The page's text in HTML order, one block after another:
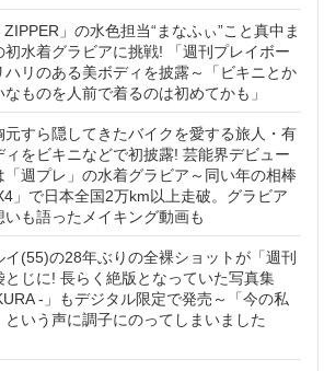
ZIPPER」の水色担当“まなふぃ”こと真中ま
初水着グラビアに挑戦! 「週刊プレイボー
ハリのある美ボディを披露～「ビキニとか
ものを人前で着るのは初めてかも」
元すら隠してきたバイクを愛する旅人・有
ィをビキニなどで初披露! 芸能界デビュー
「週プレ」の水着グラビア～同い年の相棒
」で日本全国2万km以上走破。グラビア
いも語ったメイキング動画も
イ(55)の28年ぶりの全裸ショットが「週刊
とじに! 長らく絶版となっていた写真集
-」もデジタル限定で発売～「今の私
という声に調子にのってしまいました